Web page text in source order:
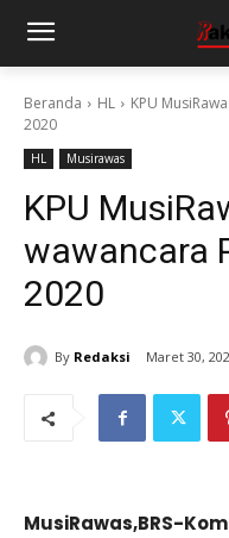
Beranda HL
KPU
2020
HL Musirawas
KPU
wawancara
2020
By Redaksi Maret 30,
MusiRawas,BRS-